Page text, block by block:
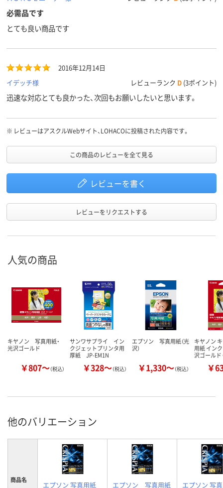
必需品です
とても良い商品です
2016年12月14日
イデッチ様
レビューランク D (3ポイント)
迅速な対応とても良かった、次回もお願いしたいと思います。
※ レビューはアスクルWebサイト、LOHACOに投稿された内容です。
この商品のレビューを全て見る
レビューを書く
レビューをリクエストする
人気の商品
キヤノン 写真用紙・
光沢ゴールド
￥807～（税込）
サンワサプライ イン
クジェットプリンタ用
厚紙 JP-EM1N
￥328～（税込）
エプソン 写真用紙（光
沢）
￥1,330～（税込）
キヤノン
用紙 イン
沢ゴール
￥
他のバリエーション
商品名
エプソン 写真用紙 エプソン 写真用紙 エプソン 写